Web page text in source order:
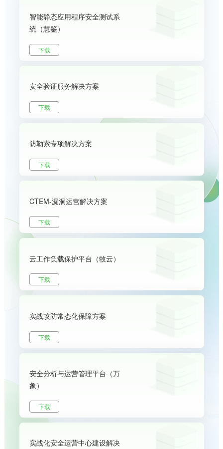
智能静态应用程序安全测试系
统（慧鉴）
下载
安全验证服务解决方案
下载
防勒索专项解决方案
下载
CTEM-漏洞运营解决方案
下载
云工作负载保护平台（牧云）
下载
实战攻防常态化保障方案
下载
安全分析与运营管理平台（万
象）
下载
实战化安全运营中心建设解决